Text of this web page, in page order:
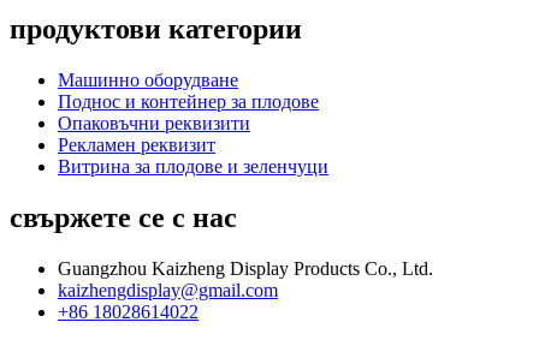
продуктови категории
Машинно оборудване
Поднос и контейнер за плодове
Опаковъчни реквизити
Рекламен реквизит
Витрина за плодове и зеленчуци
свържете се с нас
Guangzhou Kaizheng Display Products Co., Ltd.
kaizhengdisplay@gmail.com
+86 18028614022